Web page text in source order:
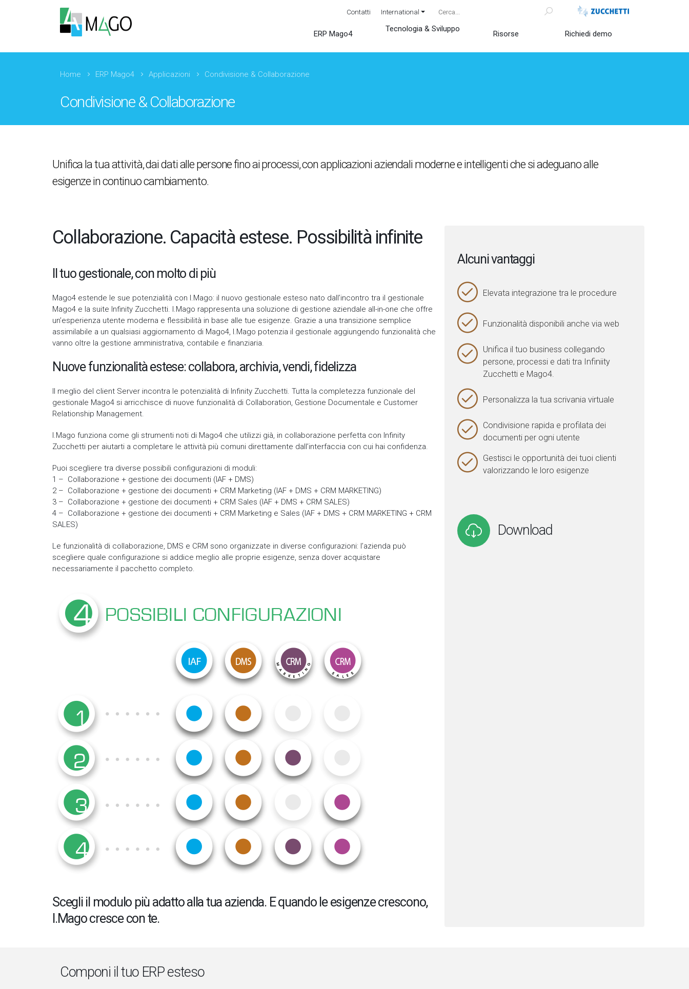
Contatti International
ERP Mago4
Tecnologia & Sviluppo
Risorse Richiedi demo
Home ERP Mago4 Applicazioni Condivisione & Collaborazione
Condivisione & Collaborazione
Unifica la tua attività, dai dati alle persone fino ai processi, con applicazioni aziendali moderne e intelligenti che si adeguano alle
esigenze in continuo cambiamento.
Collaborazione. Capacità estese. Possibilità infinite
Il tuo gestionale, con molto di più
Mago4 estende le sue potenzialità con I.Mago: il nuovo gestionale esteso nato dall’incontro tra il gestionale
Mago4 e la suite Infinity Zucchetti. I.Mago rappresenta una soluzione di gestione aziendale all-in-one che offre
un’esperienza utente moderna e flessibilità in base alle tue esigenze. Grazie a una transizione semplice
assimilabile a un qualsiasi aggiornamento di Mago4, I.Mago potenzia il gestionale aggiungendo funzionalità che
vanno oltre la gestione amministrativa, contabile e finanziaria.
Nuove funzionalità estese: collabora, archivia, vendi, fidelizza
Il meglio del client Server incontra le potenzialità di Infinity Zucchetti. Tutta la completezza funzionale del
gestionale Mago4 si arricchisce di nuove funzionalità di Collaboration, Gestione Documentale e Customer
Relationship Management.
I.Mago funziona come gli strumenti noti di Mago4 che utilizzi già, in collaborazione perfetta con Infinity
Zucchetti per aiutarti a completare le attività più comuni direttamente dall’interfaccia con cui hai confidenza.
Puoi scegliere tra diverse possibili configurazioni di moduli:
1 – Collaborazione + gestione dei documenti (IAF + DMS)
2 – Collaborazione + gestione dei documenti + CRM Marketing (IAF + DMS + CRM MARKETING)
3 – Collaborazione + gestione dei documenti + CRM Sales (IAF + DMS + CRM SALES)
4 – Collaborazione + gestione dei documenti + CRM Marketing e Sales (IAF + DMS + CRM MARKETING + CRM
SALES)
Le funzionalità di collaborazione, DMS e CRM sono organizzate in diverse configurazioni: l’azienda può
scegliere quale configurazione si addice meglio alle proprie esigenze, senza dover acquistare
necessariamente il pacchetto completo.
Scegli il modulo più adatto alla tua azienda. E quando le esigenze crescono,
I.Mago cresce con te.
Alcuni vantaggi
Elevata integrazione tra le procedure
Funzionalità disponibili anche via web
Unifica il tuo business collegando
persone, processi e dati tra Infiniity
Zucchetti e Mago4.
Personalizza la tua scrivania virtuale
Condivisione rapida e profilata dei
documenti per ogni utente
Gestisci le opportunità dei tuoi clienti
valorizzando le loro esigenze
Download
Componi il tuo ERP esteso